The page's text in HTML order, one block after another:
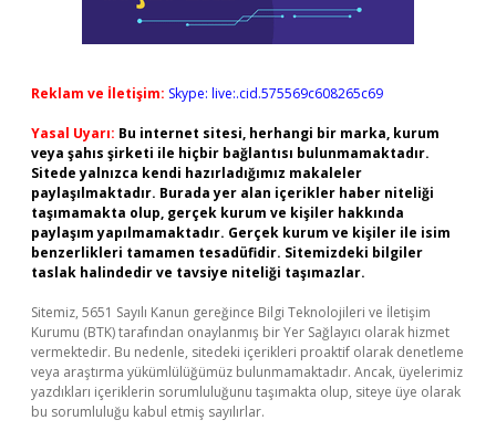
Reklam ve İletişim: Skype: live:.cid.575569c608265c69
Yasal Uyarı: Bu internet sitesi, herhangi bir marka, kurum
veya şahıs şirketi ile hiçbir bağlantısı bulunmamaktadır.
Sitede yalnızca kendi hazırladığımız makaleler
paylaşılmaktadır. Burada yer alan içerikler haber niteliği
taşımamakta olup, gerçek kurum ve kişiler hakkında
paylaşım yapılmamaktadır. Gerçek kurum ve kişiler ile isim
benzerlikleri tamamen tesadüfidir. Sitemizdeki bilgiler
taslak halindedir ve tavsiye niteliği taşımazlar.
Sitemiz, 5651 Sayılı Kanun gereğince Bilgi Teknolojileri ve İletişim
Kurumu (BTK) tarafından onaylanmış bir Yer Sağlayıcı olarak hizmet
vermektedir. Bu nedenle, sitedeki içerikleri proaktif olarak denetleme
veya araştırma yükümlülüğümüz bulunmamaktadır. Ancak, üyelerimiz
yazdıkları içeriklerin sorumluluğunu taşımakta olup, siteye üye olarak
bu sorumluluğu kabul etmiş sayılırlar.